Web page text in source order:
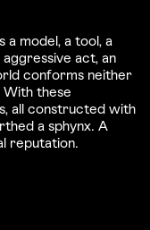
a model, a tool, a
aggressive act, an
conforms neither
these
all constructed with
a sphynx. A
reputation.